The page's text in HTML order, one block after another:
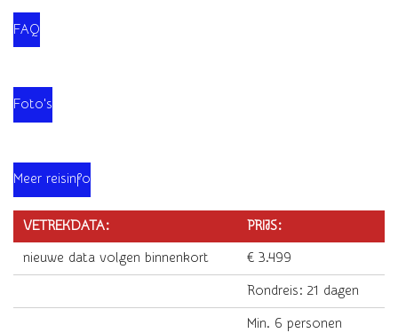
FAQ
Foto's
Meer reisinfo
VETREKDATA: PRIJS:
nieuwe data volgen binnenkort € 3.499
Rondreis: 21 dagen
Min. 6 personen